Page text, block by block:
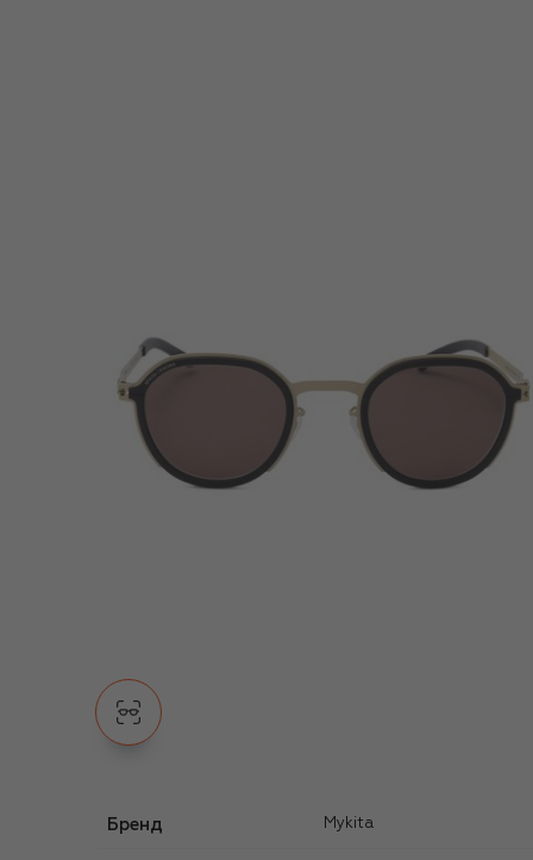
Бренд Mykita